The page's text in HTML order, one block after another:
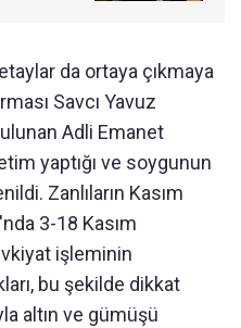
da ortaya çıkmaya
Savcı Yavuz
Adli Emanet
yaptığı ve soygunun
Zanlıların Kasım
3-18 Kasım
işleminin
bu şekilde dikkat
altın ve gümüşü